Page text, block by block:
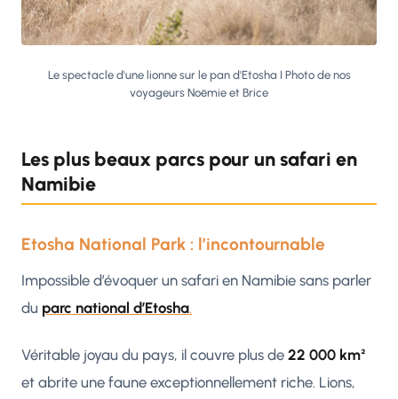
Le spectacle d'une lionne sur le pan d'Etosha I Photo de nos
voyageurs Noëmie et Brice
Les plus beaux parcs pour un safari en
Namibie
Etosha National Park : l’incontournable
Impossible d’évoquer un safari en Namibie sans parler
du parc national d’Etosha.
Véritable joyau du pays, il couvre plus de 22 000 km²
et abrite une faune exceptionnellement riche. Lions,